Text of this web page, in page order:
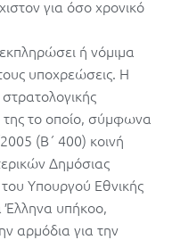
για όσο χρονικό
ή νόμιμα
υποχρεώσεις. H
της το οποίο, σύμφωνα
(Β΄ 400) κοινή
Δημόσιας
Υπουργού Εθνικής
Έλληνα υπήκοο,
αρμόδια για την